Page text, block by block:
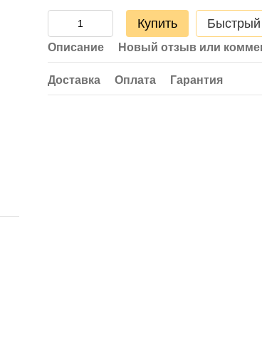
Купить Быстрый
Описание Новый отзыв или
Доставка Оплата Гарантия